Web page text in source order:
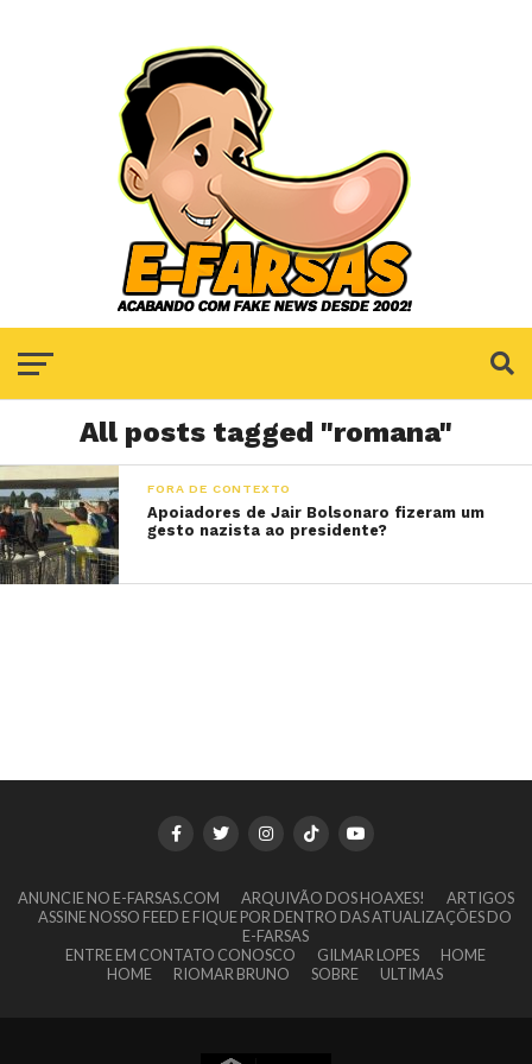
All posts tagged "romana"
FORA DE CONTEXTO
Apoiadores de Jair Bolsonaro fizeram um
gesto nazista ao presidente?
ANUNCIE NO E-FARSAS.COM ARQUIVÃO DOS HOAXES!
ARTIGOS
ASSINE NOSSO FEED E FIQUE POR DENTRO DAS ATUALIZAÇÕES DO
E-FARSAS
ENTRE EM CONTATO CONOSCO
GILMAR LOPES
HOME
HOME
RIOMAR BRUNO SOBRE ULTIMAS